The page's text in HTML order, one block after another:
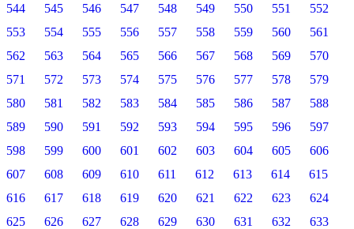
544
545 546 547 548 549 550 551
552
553
554 555 556 557 558 559 560
561
562
563 564 565 566 567 568 569
570
571
572 573 574 575 576 577 578
579
580
581 582 583 584 585 586 587
588
589
590 591 592 593 594 595 596
597
598
599 600 601 602 603 604 605
606
607
608 609 610 611 612 613 614
615
616
617 618 619 620 621 622 623
624
625
626 627 628 629 630 631 632
633